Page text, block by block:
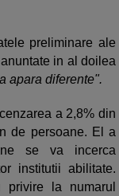
preliminare ale
in al doilea
apara diferente".
a 2,8% din
de persoane. El a
se va incerca
institutii abilitate.
privire la numarul